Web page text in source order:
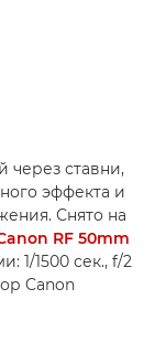
ставни,
эффекта и
Снято на
RF 50mm
1/1500 сек., f/2
Canon